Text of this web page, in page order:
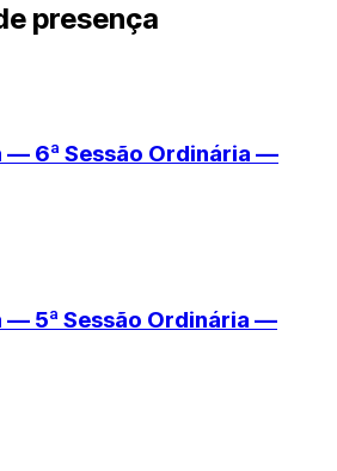
presença
— 6ª Sessão Ordinária —
— 5ª Sessão Ordinária —